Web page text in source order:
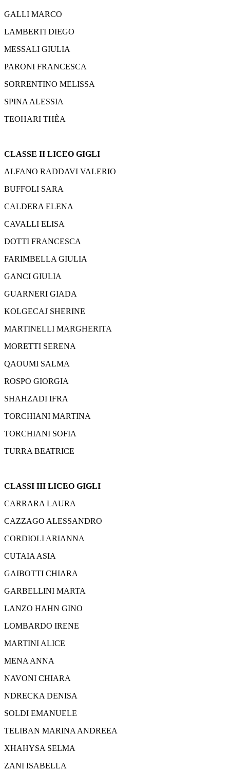
GALLI MARCO
LAMBERTI DIEGO
MESSALI GIULIA
PARONI FRANCESCA
SORRENTINO MELISSA
SPINA ALESSIA
TEOHARI THÈA
CLASSE II LICEO GIGLI
ALFANO RADDAVI VALERIO
BUFFOLI SARA
CALDERA ELENA
CAVALLI ELISA
DOTTI FRANCESCA
FARIMBELLA GIULIA
GANCI GIULIA
GUARNERI GIADA
KOLGECAJ SHERINE
MARTINELLI MARGHERITA
MORETTI SERENA
QAOUMI SALMA
ROSPO GIORGIA
SHAHZADI IFRA
TORCHIANI MARTINA
TORCHIANI SOFIA
TURRA BEATRICE
CLASSI III LICEO GIGLI
CARRARA LAURA
CAZZAGO ALESSANDRO
CORDIOLI ARIANNA
CUTAIA ASIA
GAIBOTTI CHIARA
GARBELLINI MARTA
LANZO HAHN GINO
LOMBARDO IRENE
MARTINI ALICE
MENA ANNA
NAVONI CHIARA
NDRECKA DENISA
SOLDI EMANUELE
TELIBAN MARINA ANDREEA
XHAHYSA SELMA
ZANI ISABELLA